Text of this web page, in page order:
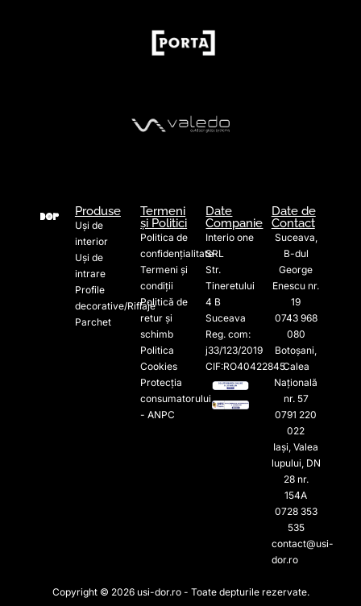
Produse
Uși de
interior
Uși de
intrare
Profile
decorative/Riflaje
Parchet
Termeni
și Politici
Politica de
confidențialitate
Termeni și
condiții
Politică de
retur și
schimb
Politica
Cookies
Protecția
consumatorului
- ANPC
Date
Companie
Interio one
SRL
Str.
Tineretului
4 B
Suceava
Reg. com:
j33/123/2019
CIF:RO40422845
Date de
Contact
Suceava,
B-dul
George
Enescu nr.
19
0743 968
080
Botoșani,
Calea
Națională
nr. 57
0791 220
022​
Iași, Valea
lupului, DN
28 nr.
154A
0728 353
535​
contact@usi-
dor.ro
Copyright © 2026 usi-dor.ro - Toate depturile rezervate.